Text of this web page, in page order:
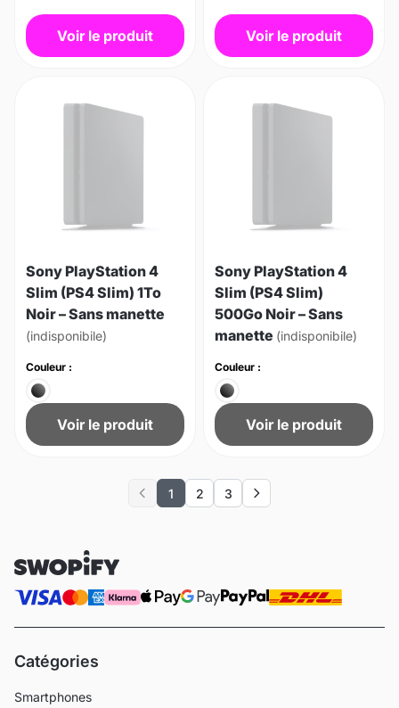
Voir le produit Voir le produit
Sony PlayStation 4
Slim (PS4 Slim) 1To
Noir – Sans manette
(indisponibile)
Couleur :
Voir le produit
Sony PlayStation 4
Slim (PS4 Slim)
500Go Noir – Sans
manette (indisponibile)
Couleur :
Voir le produit
Previous
1 2 3 Next
Catégories
Smartphones